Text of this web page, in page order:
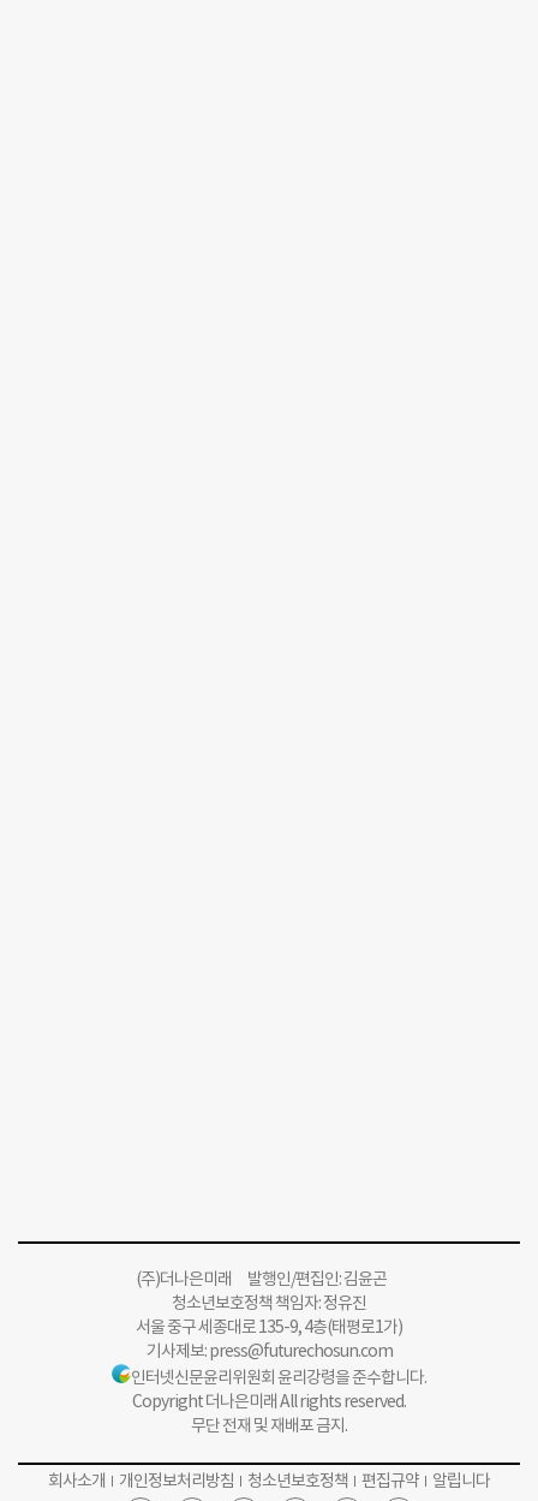
(주)더나은미래 발행인/편집인: 김윤곤
청소년보호정책 책임자: 정유진
서울 중구 세종대로 135-9, 4층(태평로1가)
기사제보:press@futurechosun.com
인터넷신문윤리위원회 윤리강령을 준수합니다.
Copyright 더나은미래 All rights reserved.
무단 전재 및 재배포 금지.
회사소개 개인정보처리방침 청소년보호정책 편집규약 알립니다